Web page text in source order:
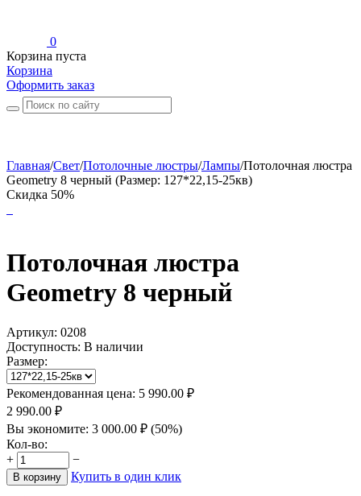
0
Корзина пуста
Корзина
Оформить заказ
Главная/Свет/Потолочные люстры/Лампы/Потолочная люстра
Geometry 8 черный (Размер: 127*22,15-25кв)
Скидка 50%
Потолочная люстра
Geometry 8 черный
Артикул: 0208
Доступность: В наличии
Размер:
Рекомендованная цена: 5 990.00 ₽
2 990.00 ₽
Вы экономите: 3 000.00 ₽ (50%)
Кол-во:
+
−
В корзину Купить в один клик